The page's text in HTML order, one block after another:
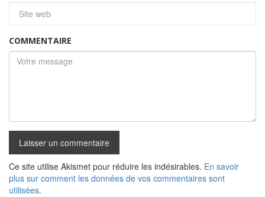
COMMENTAIRE
Ce site utilise Akismet pour réduire les indésirables. En savoir
plus sur comment les données de vos commentaires sont
utilisées.